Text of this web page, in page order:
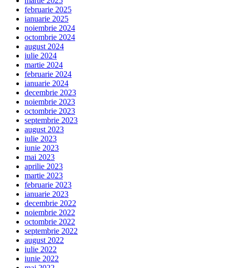
februarie 2025
ianuarie 2025
noiembrie 2024
octombrie 2024
august 2024
iulie 2024
martie 2024
februarie 2024
ianuarie 2024
decembrie 2023
noiembrie 2023
octombrie 2023
septembrie 2023
august 2023
iulie 2023
iunie 2023
mai 2023
aprilie 2023
martie 2023
februarie 2023
ianuarie 2023
decembrie 2022
noiembrie 2022
octombrie 2022
septembrie 2022
august 2022
iulie 2022
iunie 2022